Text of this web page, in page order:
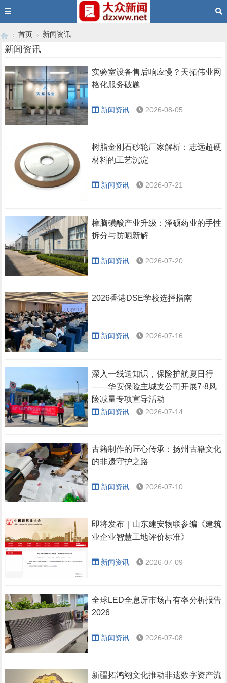
›
首页
›
新闻资讯
新闻资讯
实验室设备售后响应慢？天拓伟业网
格化服务破题
新闻资讯 2026-08-05
树脂金刚石砂轮厂家解析：志远超硬
材料的工艺沉淀
新闻资讯 2026-07-21
樟脑磺酸产业升级：泽硕药业的手性
拆分与防晒新解
新闻资讯 2026-07-20
2026香港DSE学校选择指南
新闻资讯 2026-07-16
深入一线送知识，保险护航夏日行
——华安保险主城支公司开展7·8风
险减量专项宣导活动
新闻资讯 2026-07-14
古籍制作的匠心传承：扬州古籍文化
的非遗守护之路
新闻资讯 2026-07-10
即将发布｜山东建安物联参编《建筑
业企业智慧工地评价标准》
新闻资讯 2026-07-09
全球LED全息屏市场占有率分析报告
2026
新闻资讯 2026-07-08
新疆拓鸿翊文化推动非遗数字资产流